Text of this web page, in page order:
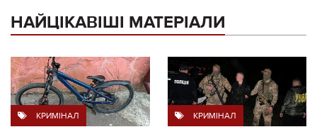
НАЙЦІКАВІШІ МАТЕРІАЛИ
КРИМІНАЛ КРИМІНАЛ